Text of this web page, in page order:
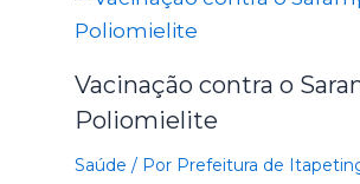
Vacinação contra o
Poliomielite
Saúde / Por Prefeitura de